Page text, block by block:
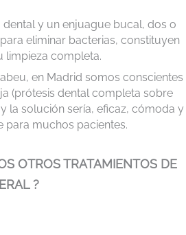
y un enjuague bucal, dos o
eliminar bacterias, constituyen
limpieza completa.
en Madrid somos conscientes
(prótesis dental completa sobre
la solución sería, eficaz, cómoda y
para muchos pacientes.
OTROS TRATAMIENTOS DE
?